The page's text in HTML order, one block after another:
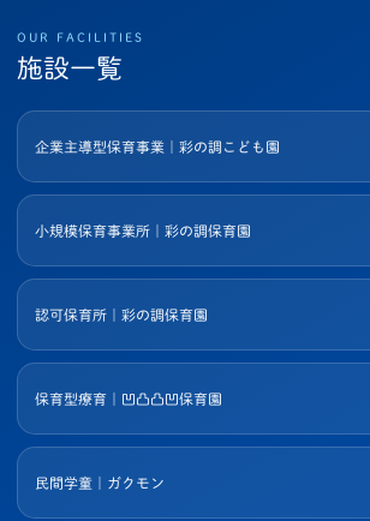
OUR FACILITIES
施設一覧
企業主導型保育事業｜彩の調こども園
小規模保育事業所｜彩の調保育園
認可保育所｜彩の調保育園
保育型療育｜凹凸凸凹保育園
民間学童｜ガクモン